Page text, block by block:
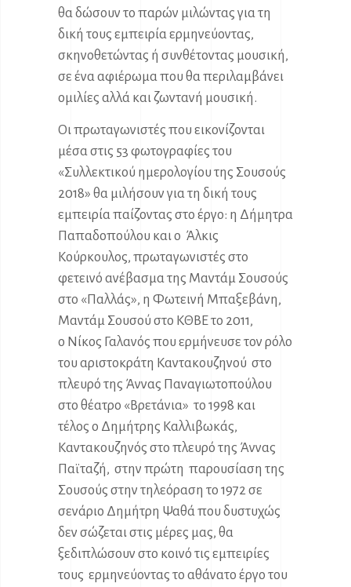
θα δώσουν το παρών μιλώντας για τη
δική τους εμπειρία ερμηνεύοντας,
σκηνοθετώντας ή συνθέτοντας μουσική,
σε ένα αφιέρωμα που θα περιλαμβάνει
ομιλίες αλλά και ζωντανή μουσική.
Οι πρωταγωνιστές που εικονίζονται
μέσα στις 53 φωτογραφίες του
«Συλλεκτικού ημερολογίου της Σουσούς
2018» θα μιλήσουν για τη δική τους
εμπειρία παίζοντας στο έργο: η Δήμητρα
Παπαδοπούλου και ο Άλκις
Κούρκουλος, πρωταγωνιστές στο
φετεινό ανέβασμα της Μαντάμ Σουσούς
στο «Παλλάς», η Φωτεινή Μπαξεβάνη,
Μαντάμ Σουσού στο ΚΘΒΕ το 2011,
ο Νίκος Γαλανός που ερμήνευσε τον ρόλο
του αριστοκράτη Καντακουζηνού στο
πλευρό της Άννας Παναγιωτοπούλου
στο θέατρο «Βρετάνια» το 1998 και
τέλος ο Δημήτρης Καλλιβωκάς,
Καντακουζηνός στο πλευρό της Άννας
Παϊταζή, στην πρώτη παρουσίαση της
Σουσούς στην τηλεόραση το 1972 σε
σενάριο Δημήτρη Ψαθά που δυστυχώς
δεν σώζεται στις μέρες μας, θα
ξεδιπλώσουν στο κοινό τις εμπειρίες
τους ερμηνεύοντας το αθάνατο έργο του